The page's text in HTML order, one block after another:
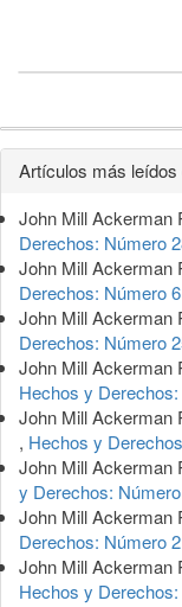
Detalles
del
artículo
Artículos más
John Mill Ackerman
Derechos: Número
John Mill Ackerman
Derechos: Número 6
John Mill Ackerman
Derechos: Número
John Mill Ackerman
Hechos y
John Mill Ackerman
, Hechos y
John Mill Ackerman
y Derechos:
John Mill Ackerman
Derechos: Número
John Mill Ackerman
Hechos y